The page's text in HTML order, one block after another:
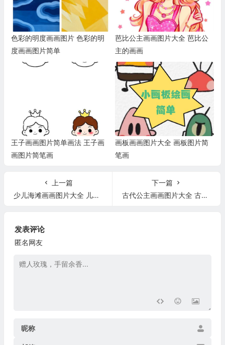
色彩的明度画画图片 色彩的明
度画画图片简单
芭比公主画画图片大全 芭比公
主的画画
王子画画图片简单画法 王子画
画图片简笔画
画板画画图片大全 画板图片简
笔画
上一篇
少儿海滩画画图片大全 儿童海滩图片
下一篇
古代公主画画图片大全 古代公主绘画
发表评论
匿名网友
昵称